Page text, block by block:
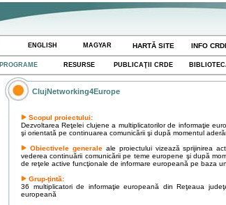
ENGLISH MAGYAR HARTĂ SITE INFO
PROGRAME RESURSE PUBLICAŢII CRDE
ClujNetworking4Europe
Scopul proiectului:
Dezvoltarea Reţelei clujene a multiplicatorilor de informaţie
şi orientată pe continuarea comunicării şi după momentul
Obiectivele generaleale proiectului vizează sprijinirea
vederea continuării comunicării pe teme europene şi după
de reţele active funcţionale de informare europeană pe baza
Grup-ţintă:
36 multiplicatori de informaţie europeană din Reţeaua
europeană